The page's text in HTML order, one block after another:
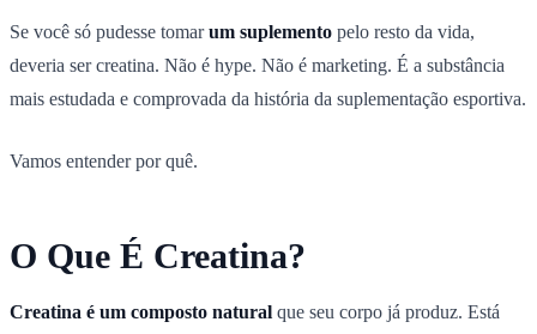
Se você só pudesse tomarum suplemento pelo resto da vida,
deveria ser creatina. Não é hype. Não é marketing. É a substância
mais estudada e comprovada da história da suplementação esportiva.
Vamos entender por quê.
O Que É Creatina?
Creatina é um composto natural que seu corpo já produz. Está